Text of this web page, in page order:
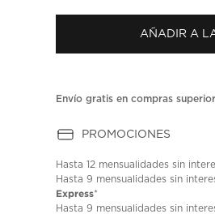
AÑADIR A
Envío gratis en compras
PROMOCIONES
Hasta12 mensualidades sin
Hasta9 mensualidades sin
Express*
Hasta9 mensualidades sin